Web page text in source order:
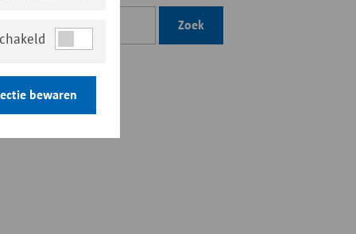
Zoek
bewaren